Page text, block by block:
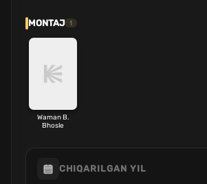
MONTAJ 1
Waman B.
Bhosle
CHIQARILGAN YIL